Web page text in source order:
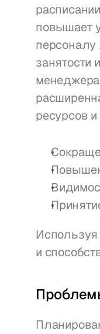
повышает
персоналу
занятости
ресурсов
Используя
и